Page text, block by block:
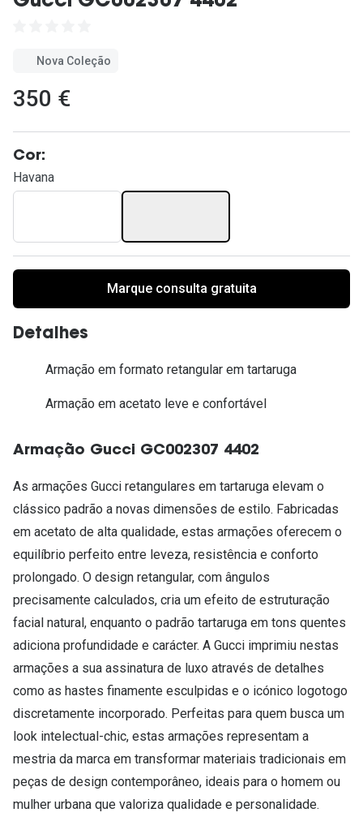
Nova Coleção
350 €
Cor:
Havana
Marque consulta gratuita
Detalhes
Armação em formato retangular em tartaruga
Armação em acetato leve e confortável
Armação Gucci GC002307 4402
As armações Gucci retangulares em tartaruga elevam o
clássico padrão a novas dimensões de estilo. Fabricadas
em acetato de alta qualidade, estas armações oferecem o
equilíbrio perfeito entre leveza, resistência e conforto
prolongado. O design retangular, com ângulos
precisamente calculados, cria um efeito de estruturação
facial natural, enquanto o padrão tartaruga em tons quentes
adiciona profundidade e carácter. A Gucci imprimiu nestas
armações a sua assinatura de luxo através de detalhes
como as hastes finamente esculpidas e o icónico logotogo
discretamente incorporado. Perfeitas para quem busca um
look intelectual-chic, estas armações representam a
mestria da marca em transformar materiais tradicionais em
peças de design contemporâneo, ideais para o homem ou
mulher urbana que valoriza qualidade e personalidade.